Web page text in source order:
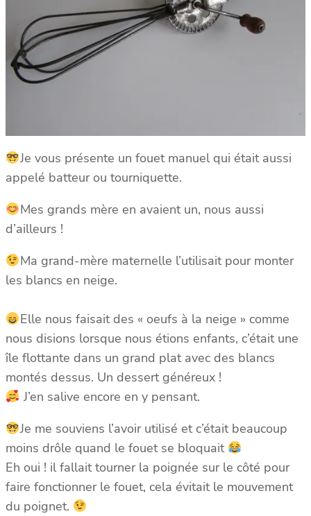
Je vous présente un fouet manuel qui était aussi
appelé batteur ou tourniquette.
Mes grands mère en avaient un, nous aussi
d’ailleurs !
Ma grand-mère maternelle l’utilisait pour monter
les blancs en neige.
Elle nous faisait des « oeufs à la neige » comme
nous disions lorsque nous étions enfants, c’était une
île flottante dans un grand plat avec des blancs
montés dessus. Un dessert généreux !
J’en salive encore en y pensant.
Je me souviens l’avoir utilisé et c’était beaucoup
moins drôle quand le fouet se bloquait
Eh oui ! il fallait tourner la poignée sur le côté pour
faire fonctionner le fouet, cela évitait le mouvement
du poignet.